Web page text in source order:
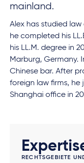
mainland.
Alex has studied
he completed his
his LL.M. degree in
Marburg, Germany.
Chinese bar. After
foreign law firms, he
Shanghai office in
RECHTSGEBIETE